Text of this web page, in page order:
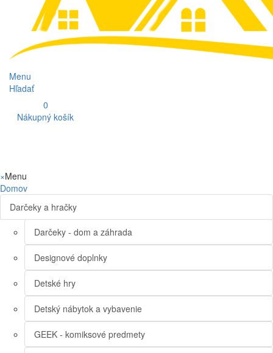
Menu
Hľadať
0
Nákupný košík
×Menu
Domov
Darčeky a hračky
Darčeky - dom a záhrada
Designové doplnky
Detské hry
Detský nábytok a vybavenie
GEEK - komiksové predmety